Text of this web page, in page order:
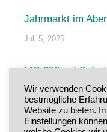
Jahrmarkt im
Juli 5, 2025
MG 326 auf Safari
Juni 29, 2025
Wir verwenden
bestmögliche
Website zu bieten.
Einstellungen